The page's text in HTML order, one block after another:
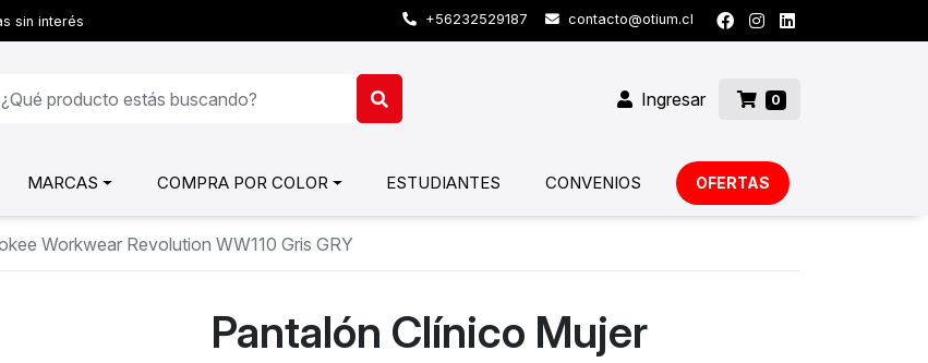
sin interés +56232529187 contacto@otium.cl
Ingresar 0
MARCAS COMPRA POR COLOR ESTUDIANTES CONVENIOS OFERTAS
Workwear Revolution WW110 Gris GRY
Pantalón Clínico Mujer